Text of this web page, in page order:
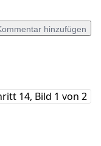
hinzufügen